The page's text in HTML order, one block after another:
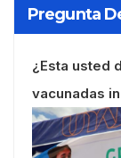
Pregunta
¿Esta usted
vacunadas